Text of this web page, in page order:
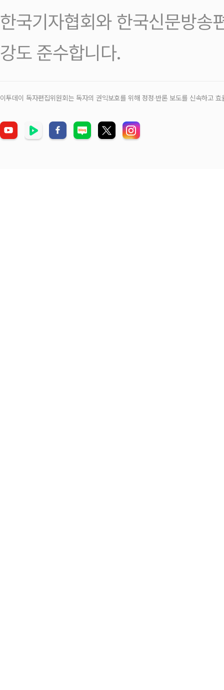
한국기자협회와 한국신문방송
강도 준수합니다.
이투데이 독자편집위원회는 독자의 권익보호를 위해 정정‧반론 보도를 신속하고